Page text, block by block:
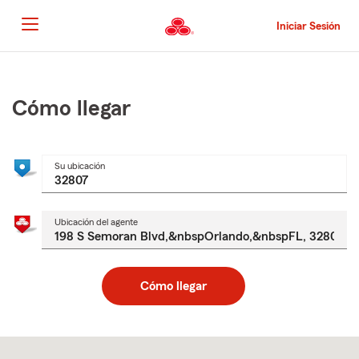
al
contenido
principal
Iniciar Sesión
principal
Cómo llegar
Su ubicación
Ubicación del agente
Cómo llegar
to